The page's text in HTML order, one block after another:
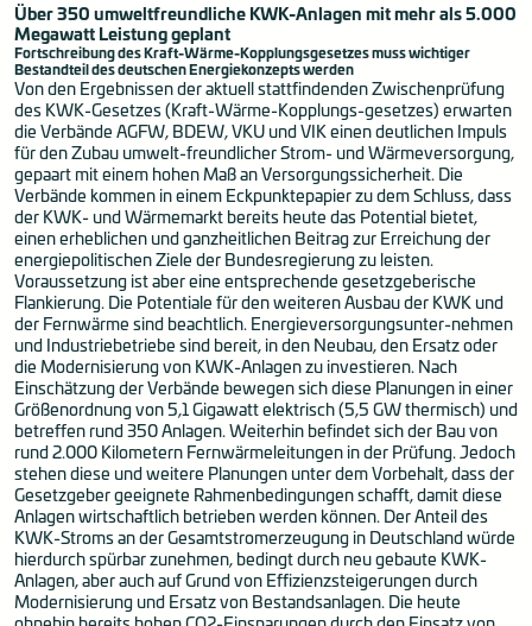
Über 350 umweltfreundliche KWK-Anlagen mit mehr als 5.000
Megawatt Leistung geplant
Fortschreibung des Kraft-Wärme-Kopplungsgesetzes muss wichtiger
Bestandteil des deutschen Energiekonzepts werden
Von den Ergebnissen der aktuell stattfindenden Zwischenprüfung
des KWK-Gesetzes (Kraft-Wärme-Kopplungs-gesetzes) erwarten
die Verbände AGFW, BDEW, VKU und VIK einen deutlichen Impuls
für den Zubau umwelt-freundlicher Strom- und Wärmeversorgung,
gepaart mit einem hohen Maß an Versorgungssicherheit. Die
Verbände kommen in einem Eckpunktepapier zu dem Schluss, dass
der KWK- und Wärmemarkt bereits heute das Potential bietet,
einen erheblichen und ganzheitlichen Beitrag zur Erreichung der
energiepolitischen Ziele der Bundesregierung zu leisten.
Voraussetzung ist aber eine entsprechende gesetzgeberische
Flankierung. Die Potentiale für den weiteren Ausbau der KWK und
der Fernwärme sind beachtlich. Energieversorgungsunter-nehmen
und Industriebetriebe sind bereit, in den Neubau, den Ersatz oder
die Modernisierung von KWK-Anlagen zu investieren. Nach
Einschätzung der Verbände bewegen sich diese Planungen in einer
Größenordnung von 5,1 Gigawatt elektrisch (5,5 GW thermisch) und
betreffen rund 350 Anlagen. Weiterhin befindet sich der Bau von
rund 2.000 Kilometern Fernwärmeleitungen in der Prüfung. Jedoch
stehen diese und weitere Planungen unter dem Vorbehalt, dass der
Gesetzgeber geeignete Rahmenbedingungen schafft, damit diese
Anlagen wirtschaftlich betrieben werden können. Der Anteil des
KWK-Stroms an der Gesamtstromerzeugung in Deutschland würde
hierdurch spürbar zunehmen, bedingt durch neu gebaute KWK-
Anlagen, aber auch auf Grund von Effizienzsteigerungen durch
Modernisierung und Ersatz von Bestandsanlagen. Die heute